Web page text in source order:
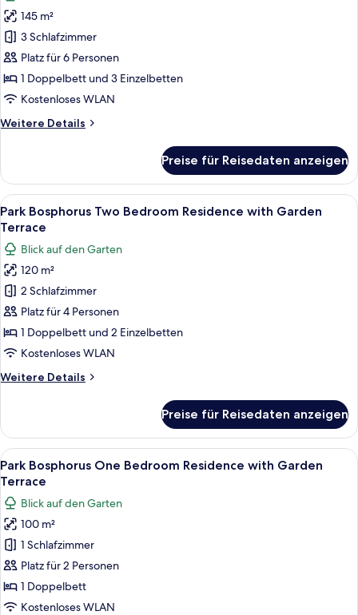
View
Bosphorus
Three
Bedroom
Residence
with
Terrace
145 m²
3 Schlafzimmer
Platz für 6 Personen
1 Doppelbett und 3 Einzelbetten
Kostenloses WLAN
Weitere Details
Weitere
Bosphorus
Three
Bedroom
Residence
Garden
Terrace
Preise für Reisedaten anzeigen
Alle
Fotos
für
Park
Bosphorus
Two
Bedroom
Residence
with
Terrace
Ein modernes Hotelzimmer mit
4
Park Bosphorus Two Bedroom Residence with Garden
Terrace
Blick auf den Garten
120 m²
2 Schlafzimmer
Platz für 4 Personen
1 Doppelbett und 2 Einzelbetten
Kostenloses WLAN
Weitere Details
Weitere
Bosphorus
Two
Bedroom
Residence
Garden
Terrace
Preise für Reisedaten anzeigen
Alle
Fotos
für
Park
Bosphorus
One
Bedroom
Residence
with
Ein modernes Hotelzimmer mit
5
Park Bosphorus One Bedroom Residence with Garden
Terrace
Blick auf den Garten
100 m²
1 Schlafzimmer
Platz für 2 Personen
1 Doppelbett
Kostenloses WLAN